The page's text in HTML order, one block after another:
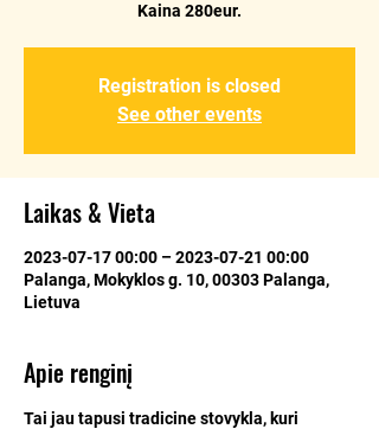
Kaina 280eur.
Registration is closed
See other events
Laikas & Vieta
2023-07-17 00:00 – 2023-07-21 00:00
Palanga, Mokyklos g. 10, 00303 Palanga,
Lietuva
Apie renginį
Tai jau tapusi tradicine stovykla, kuri